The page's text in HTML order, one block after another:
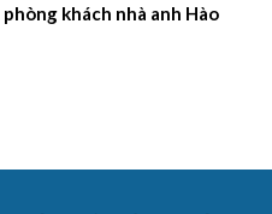
khách nhà anh Hào